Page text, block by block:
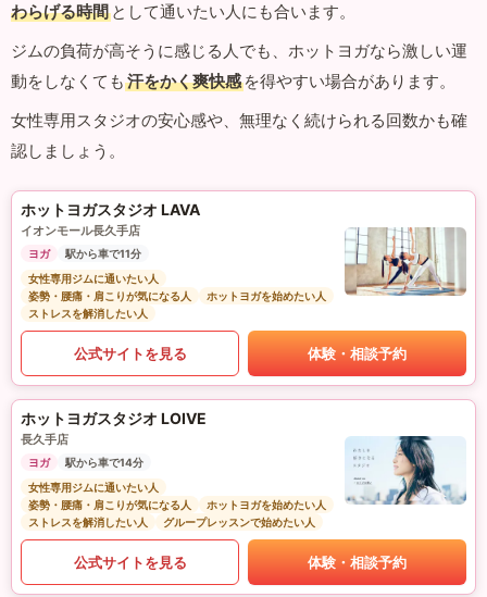
わらげる時間 として通いたい人にも合います。
ジムの負荷が高そうに感じる人でも、ホットヨガなら激しい運
動をしなくても 汗をかく爽快感 を得やすい場合があります。
女性専用スタジオの安心感や、無理なく続けられる回数かも確
認しましょう。
ホットヨガスタジオ LAVA
イオンモール長久手店
ヨガ
駅から車で11分
女性専用ジムに通いたい人
姿勢・腰痛・肩こりが気になる人
ホットヨガを始めたい人
ストレスを解消したい人
公式サイトを見る 体験・相談予約
ホットヨガスタジオ LOIVE
長久手店
ヨガ
駅から車で14分
女性専用ジムに通いたい人
姿勢・腰痛・肩こりが気になる人
ホットヨガを始めたい人
ストレスを解消したい人
グループレッスンで始めたい人
公式サイトを見る 体験・相談予約